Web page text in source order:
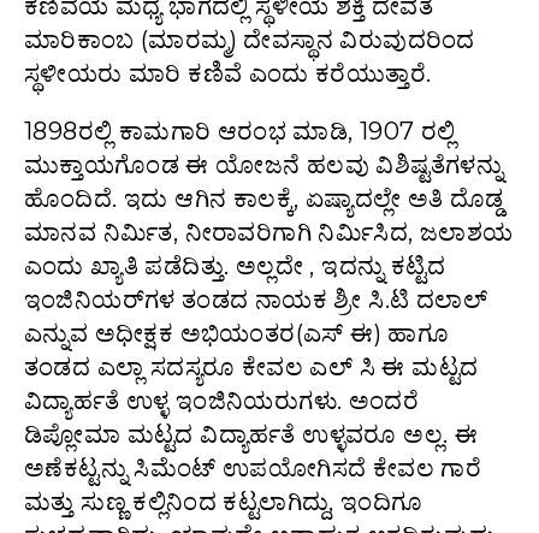
ಕಣಿವೆಯ ಮಧ್ಯ ಭಾಗದಲ್ಲಿ ಸ್ಥಳೀಯ ಶಕ್ತಿ ದೇವತೆ
ಮಾರಿಕಾಂಬ‌ (ಮಾರಮ್ಮ) ದೇವಸ್ಥಾನ ವಿರುವುದರಿಂದ
ಸ್ಥಳೀಯರು ಮಾರಿ ಕಣಿವೆ ಎಂದು ಕರೆಯುತ್ತಾರೆ.
1898ರಲ್ಲಿ ಕಾಮಗಾರಿ ಆರಂಭ ಮಾಡಿ, 1907 ರಲ್ಲಿ
ಮುಕ್ತಾಯಗೊಂಡ ಈ ಯೋಜನೆ ಹಲವು ವಿಶಿಷ್ಟತೆಗಳನ್ನು
ಹೊಂದಿದೆ. ಇದು ಆಗಿನ ಕಾಲಕ್ಕೆ, ಏಷ್ಯಾದಲ್ಲೇ ಅತಿ ದೊಡ್ಡ
ಮಾನವ ನಿರ್ಮಿತ, ನೀರಾವರಿಗಾಗಿ ನಿರ್ಮಿಸಿದ, ಜಲಾಶಯ
ಎಂದು ಖ್ಯಾತಿ ಪಡೆದಿತ್ತು. ಅಲ್ಲದೇ , ಇದನ್ನು ಕಟ್ಟಿದ
ಇಂಜಿನಿಯರ್‌ಗಳ ತಂಡದ ನಾಯಕ ಶ್ರೀ ಸಿ.ಟಿ ದಲಾಲ್‌
ಎನ್ನುವ ಅಧೀಕ್ಷಕ ಅಭಿಯಂತರ(ಎಸ್‌ ಈ) ಹಾಗೂ
ತಂಡದ ಎಲ್ಲಾ ಸದಸ್ಯರೂ ಕೇವಲ ಎಲ್‌ ಸಿ ಈ ಮಟ್ಟದ
ವಿದ್ಯಾರ್ಹತೆ ಉಳ್ಳ ಇಂಜಿನಿಯರುಗಳು. ಅಂದರೆ
ಡಿಪ್ಲೋಮಾ ಮಟ್ಟದ ವಿದ್ಯಾರ್ಹತೆ ಉಳ್ಳವರೂ ಅಲ್ಲ. ಈ
ಅಣೆಕಟ್ಟನ್ನು ಸಿಮೆಂಟ್‌ ಉಪಯೋಗಿಸದೆ ಕೇವಲ ಗಾರೆ
ಮತ್ತು ಸುಣ್ಣ ಕಲ್ಲಿನಿಂದ ಕಟ್ಟಲಾಗಿದ್ದು, ಇಂದಿಗೂ